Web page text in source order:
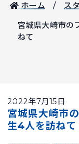
ホーム ス
宮城県大崎市の
ねて
2022年7月15日
宮城県大崎市
生4人を訪ねて